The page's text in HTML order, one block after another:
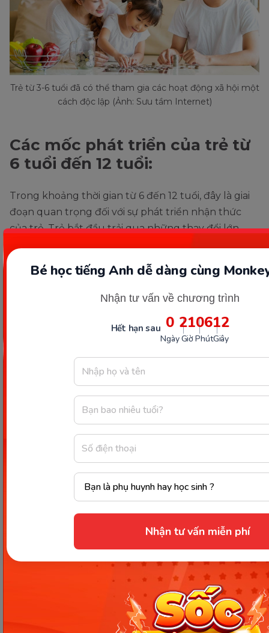
Bé học tiếng Anh dễ dàng cùng
Nhận tư vấn về chương trình
Hết hạn sau 0
Ngày
21
Giờ
06
Phút
11
Giây
Nhận tư vấn miễn phí
Trẻ từ 3-6 tuổi đã có thể tham gia các hoạt động xã hội một
cách độc lập (Ảnh: Sưu tầm Internet)
Các mốc phát triển của trẻ từ
6 tuổi đến 12 tuổi:
Trong khoảng thời gian từ 6 đến 12 tuổi, đây là giai
đoạn quan trọng đối với sự phát triển nhận thức
của trẻ. Trẻ bắt đầu trải qua những thay đổi lớn
Phát triển học thuật:
Phát triển học thuật là giai đoạn mà trẻ tiếp cận các
môn học cơ bản như Toán, Văn học, Anh Văn, Khoa
học và Xã hội với một cách tiếp cận chuyên sâu hơn
cũng như có khả năng tư duy phản biện và xử lý
thông tin phức tạp thông qua việc thảo luận,
nghiên cứu và giải quyết các bài tập khó.
Đồng thời, trẻ có thể tự học, tự làm bài tập và độc
lập quản lý học tập, bao gồm lập kế hoạch, quản lý
thời gian và đề ra mục tiêu học tập để đạt được
thành công trong việc học tập và phát triển cá
Phát triển xã hội:
Trong khoảng thời gian từ 6 đến 8 tuổi, trẻ thường
có sự tiến bộ đáng kể trong các kỹ năng ngôn ngữ
và giao tiếp, đặc biệt là khả năng diễn đạt rõ ràng.
Các bé sẽ có khả năng sử dụng ngôn ngữ để thể